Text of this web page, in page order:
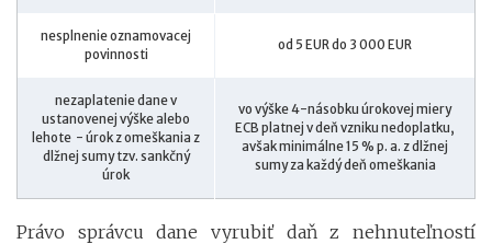
nesplnenie oznamovacej
povinnosti
od 5 EUR do 3 000 EUR
nezaplatenie dane v
ustanovenej výške alebo
lehote - úrok z omeškania z
dlžnej sumy tzv. sankčný
úrok
vo výške 4-násobku úrokovej miery
ECB platnej v deň vzniku nedoplatku,
avšak minimálne 15 % p. a. z dlžnej
sumy za každý deň omeškania
Právo správcu dane vyrubiť daň z nehnuteľností